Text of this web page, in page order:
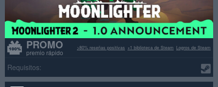
PROMO
premio rápido
Logros de Steam
+1 biblioteca de Steam
>80% reseñas positivas
Requisitos: